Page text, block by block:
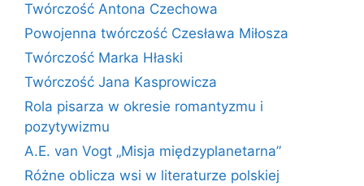
Twórczość Antona Czechowa
Powojenna twórczość Czesława Miłosza
Twórczość Marka Hłaski
Twórczość Jana Kasprowicza
Rola pisarza w okresie romantyzmu i
pozytywizmu
A.E. van Vogt „Misja międzyplanetarna”
Różne oblicza wsi w literaturze polskiej